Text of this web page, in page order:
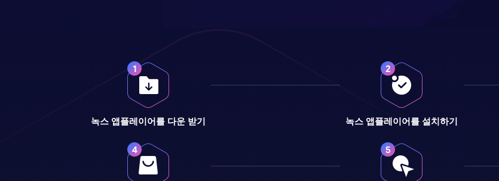
녹스 앱플레이어를 다운 받기 녹스 앱플레이어를 설치하기